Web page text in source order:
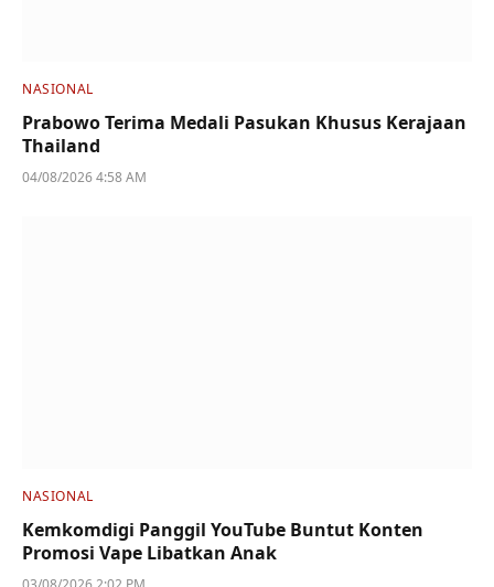
NASIONAL
Prabowo Terima Medali Pasukan Khusus Kerajaan
Thailand
04/08/2026 4:58 AM
NASIONAL
Kemkomdigi Panggil YouTube Buntut Konten
Promosi Vape Libatkan Anak